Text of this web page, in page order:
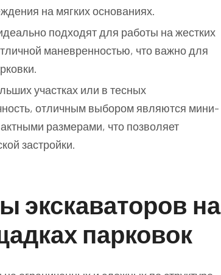
на мягких основаниях.
подходят для работы на жестких
маневренностью, что важно для
участках или в тесных
отличным выбором являются мини-
размерами, что позволяет
застройки.
экскаваторов на
парковок